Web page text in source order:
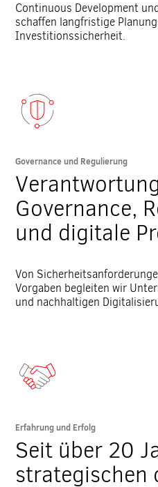
Continuous Development
schaffen langfristige
Investitionssicherheit.
Governance und Regulierung
Governance,
und digitale
Von
Vorgaben begleiten wir
und nachhaltigen
Erfahrung und Erfolg
Seit über 20
strategischen